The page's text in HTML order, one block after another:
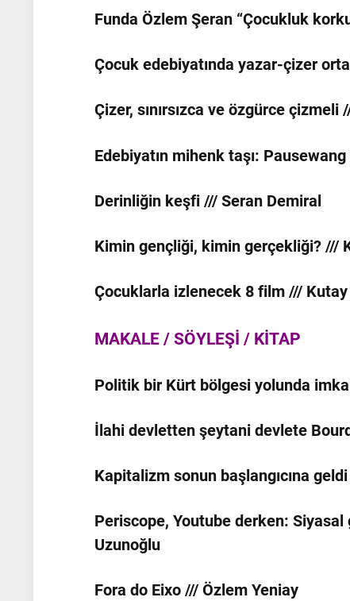
Funda Özlem Şeran “Çocukluk
Çocuk edebiyatında yazar-çizer
Çizer, sınırsızca ve özgürce çizmeli
Edebiyatın mihenk taşı:
Derinliğin keşfi /// Seran Demiral
Kimin gençliği, kimin gerçekliği? ///
Çocuklarla izlenecek 8 film /// Kutay
MAKALE / SÖYLEŞİ / KİTAP
Politik bir Kürt bölgesi yolunda
İlahi devletten şeytani devlete
Kapitalizm sonun başlangıcına
Periscope, Youtube derken:
Uzunoğlu
Fora do Eixo /// Özlem Yeniay